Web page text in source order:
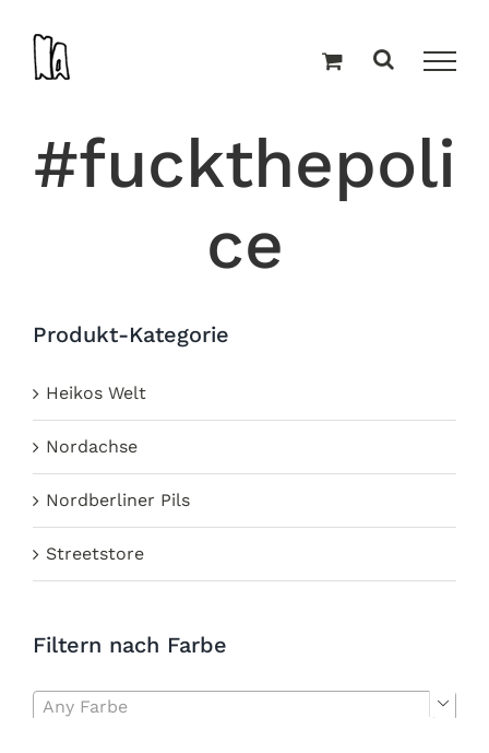
Inhalt
springen
#fuckthepoli
ce
Produkt-Kategorie
Heikos Welt
Nordachse
Nordberliner Pils
Streetstore
Filtern nach Farbe
Any Farbe 